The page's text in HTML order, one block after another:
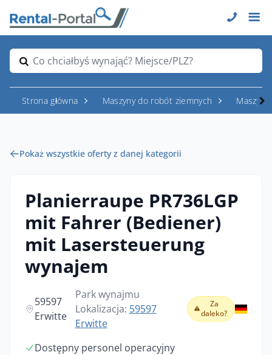
Co chciałbyś wynająć? Miejsce/PLZ?
Strona główna Maszyny do robót ziemnych
Pokaż wszystkie oferty z danej kategorii
Planierraupe PR736LGP
mit Fahrer (Bediener)
mit Lasersteuerung
wynajem
59597
Erwitte
Park wynajmu
Lokalizacja: 59597
Erwitte
Za
daleko?
Dostępny personel operacyjny